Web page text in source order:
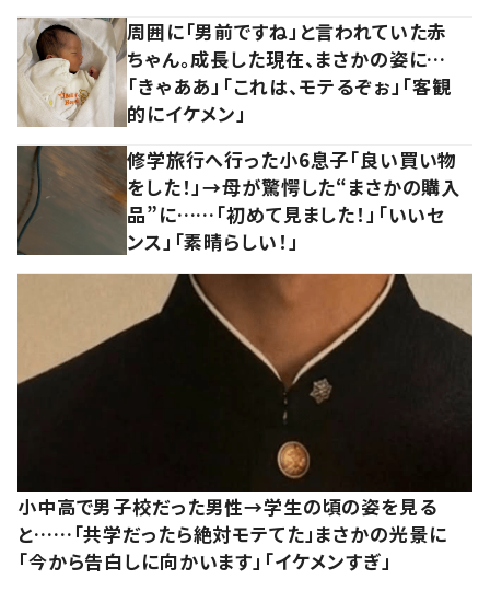
周囲に「男前ですね」と言われていた赤
ちゃん。成長した現在、まさかの姿に…
「きゃああ」「これは、モテるぞぉ」「客観
的にイケメン」
修学旅行へ行った小6息子「良い買い物
をした！」→母が驚愕した“まさかの購入
品”に……「初めて見ました！」「いいセ
ンス」「素晴らしい！」
小中高で男子校だった男性→学生の頃の姿を見る
と……「共学だったら絶対モテてた」まさかの光景に
「今から告白しに向かいます」「イケメンすぎ」